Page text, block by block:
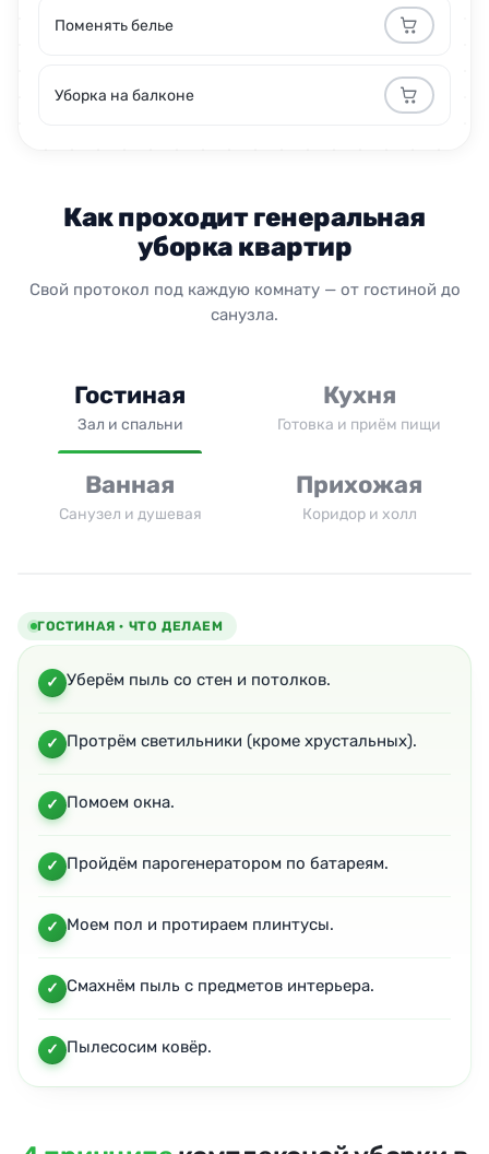
Поменять белье
Уборка на балконе
Как проходит генеральная
уборка квартир
Свой протокол под каждую комнату — от гостиной до
санузла.
Гостиная
Зал и спальни
Кухня
Готовка и приём пищи
Ванная
Санузел и душевая
Прихожая
Коридор и холл
ГОСТИНАЯ · ЧТО ДЕЛАЕМ
Уберём пыль со стен и потолков.
Протрём светильники (кроме хрустальных).
Помоем окна.
Пройдём парогенератором по батареям.
Моем пол и протираем плинтусы.
Смахнём пыль с предметов интерьера.
Пылесосим ковёр.